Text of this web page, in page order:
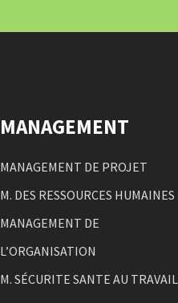
MANAGEMENT
MANAGEMENT DE PROJET
M. DES RESSOURCES HUMAINES
MANAGEMENT DE
L’ORGANISATION
M. SÉCURITE SANTE AU TRAVAIL